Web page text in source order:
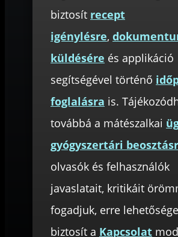
biztosít recept
igénylésre,
küldésére és applikáció
segítségével történő
foglalásra is.
továbbá a mátészalkai
gyógyszertári
olvasók és felhasználók
javaslatait, kritikáit
fogadjuk, erre
biztosít a Kapcsolat